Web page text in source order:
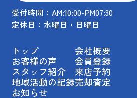
受付時間：AM:10:00-PM07:30
定休日：水曜日・日曜日
トップ
お客様の声
スタッフ紹介
地域活動の記録
お知らせ
会社概要
会員登録
来店予約
売却査定